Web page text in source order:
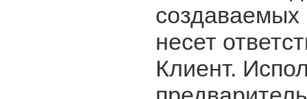
несет
Клиент.